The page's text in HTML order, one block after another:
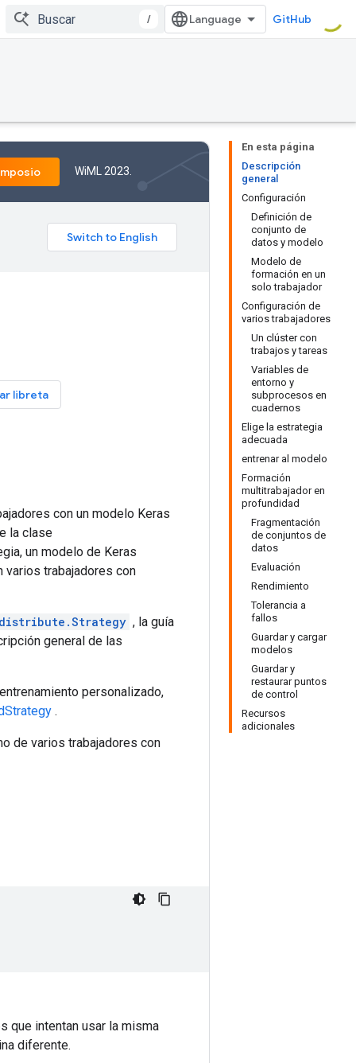
/ GitHub
En esta página
Descripción
general
Configuración
Definición de
conjunto de
datos y modelo
Modelo de
formación en un
solo trabajador
Configuración de
varios trabajadores
Un clúster con
trabajos y tareas
Variables de
entorno y
subprocesos en
cuadernos
Elige la estrategia
adecuada
entrenar al modelo
Formación
multitrabajador en
profundidad
Fragmentación
de conjuntos de
datos
Evaluación
Rendimiento
Tolerancia a
fallos
Guardar y cargar
modelos
Guardar y
restaurar puntos
de control
Recursos
adicionales
WiML 2023.
libreta
con un modelo Keras
la clase
un modelo de Keras
varios trabajadores con
, la guía
general de las
personalizado,
.
de varios trabajadores con
que intentan usar la misma
diferente.